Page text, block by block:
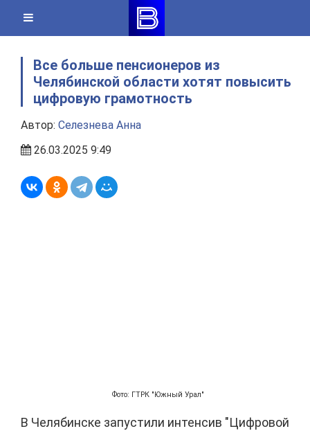
content
Все больше пенсионеров из
Челябинской области хотят повысить
цифровую грамотность
Автор: Селезнева Анна
26.03.2025 9:49
Фото: ГТРК "Южный Урал"
В Челябинске запустили интенсив "Цифровой